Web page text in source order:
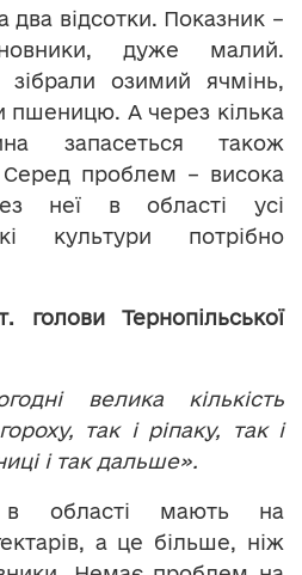
два відсотки. Показник –
дуже малий.
зібрали озимий ячмінь,
пшеницю. А через кілька
запасеться також
Серед проблем – висока
неї в області усі
культури потрібно
Тернопільської
велика кількість
так і ріпаку, так і
і так дальше».
в області мають на
а це більше, ніж